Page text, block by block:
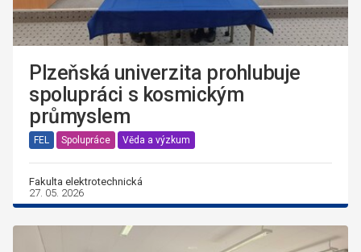
Plzeňská univerzita prohlubuje
spolupráci s kosmickým
průmyslem
FEL Spolupráce Věda a výzkum
Fakulta elektrotechnická
27. 05. 2026